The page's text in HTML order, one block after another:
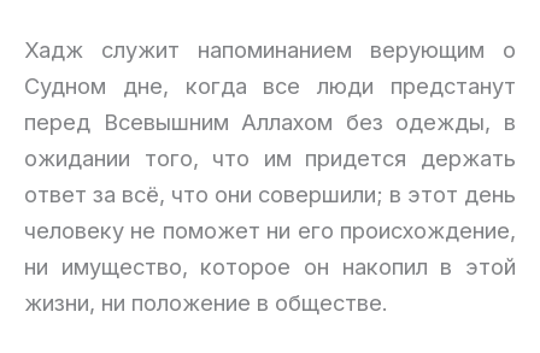
Хадж служит напоминанием верующим о
Судном дне, когда все люди предстанут
перед Всевышним Аллахом без одежды, в
ожидании того, что им придется держать
ответ за всё, что они совершили; в этот день
человеку не поможет ни его происхождение,
ни имущество, которое он накопил в этой
жизни, ни положение в обществе.